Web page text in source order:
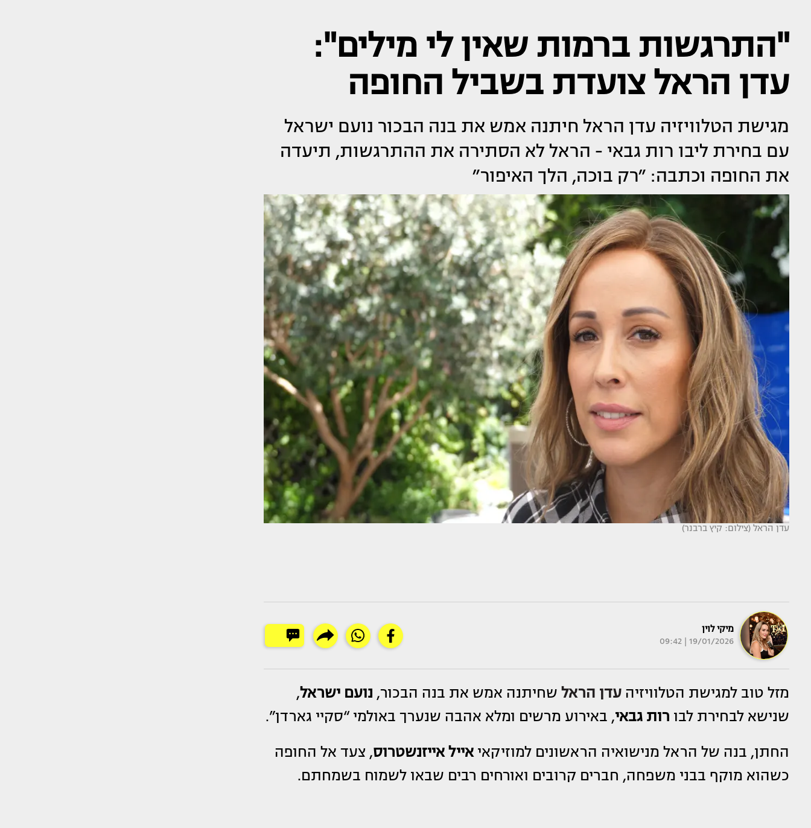
"התרגשות ברמות שאין לי מילים":
עדן הראל צועדת בשביל החופה
מגישת הטלוויזיה עדן הראל חיתנה אמש את בנה הבכור נועם ישראל
עם בחירת ליבו רות גבאי - הראל לא הסתירה את ההתרגשות, תיעדה
את החופה וכתבה: ״רק בוכה, הלך האיפור״
עדן הראל (צילום: קיץ ברבנר)
מיקי לוין
19/01/2026 | 09:42
מזל טוב למגישת הטלוויזיה עדן הראל שחיתנה אמש את בנה הבכור, נועם ישראל,
שנישא לבחירת לבו רות גבאי, באירוע מרשים ומלא אהבה שנערך באולמי “סקיי גארדן”.
החתן, בנה של הראל מנישואיה הראשונים למוזיקאיאייל אייזנשטרוס, צעד אל החופה
כשהוא מוקף בבני משפחה, חברים קרובים ואורחים רבים שבאו לשמוח בשמחתם.